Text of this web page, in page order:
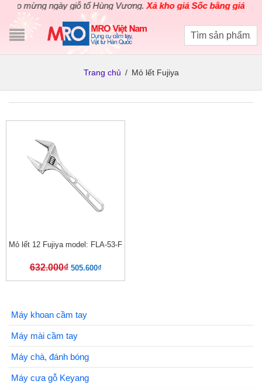
mừng ngày giỗ tổ Hùng Vương.Xả kho giá Sốc bằng giá Gốc
Trang chủ / Mỏ lết Fujiya
Mỏ lết 12 Fujiya model: FLA-53-F
632.000₫ 505.600₫
Máy khoan cầm tay
Máy mài cầm tay
Máy chà, đánh bóng
Máy cưa gỗ Keyang